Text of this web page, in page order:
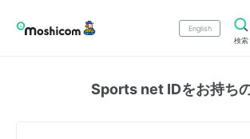
English
検索
Sports net IDをお持ち